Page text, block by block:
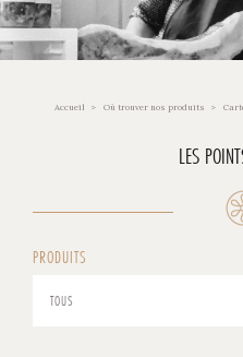
Accueil Où trouver nos produits
LES
PRODUITS